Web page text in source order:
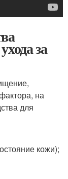
за
на
для
кожи);